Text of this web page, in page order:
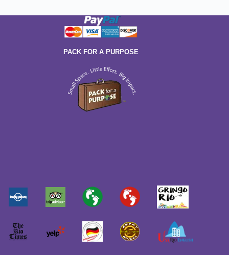
PACK FOR A PURPOSE